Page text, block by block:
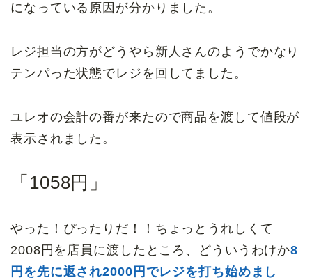
になっている原因が分かりました。
レジ担当の方がどうやら新人さんのようでかなり
テンパった状態でレジを回してました。
ユレオの会計の番が来たので商品を渡して値段が
表示されました。
「1058円」
やった！ぴったりだ！！ちょっとうれしくて
2008円を店員に渡したところ、どういうわけか8
円を先に返され2000円でレジを打ち始めまし